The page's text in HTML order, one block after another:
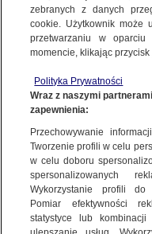
12 PAŹDZIERNIKA 2023 7:22
Ministerstwo Spraw
projekt
obwodu
przekazano w
trosce o
uwzględniając fakt,
się w stanie wojny".
TVN24 GO
POLSKA
ŚWIAT
miasta:
WARSZAWA
Jedno
zebranych z danych
cookie. Użytkownik może
przetwarzaniu w
momencie, klikając
Polityka Prywatności
Wraz z naszymi
zapewnienia:
Przechowywanie
Tworzenie profili w celu
w celu doboru
spersonalizowanych
Wykorzystanie profili do
Pomiar efektywności
statystyce lub